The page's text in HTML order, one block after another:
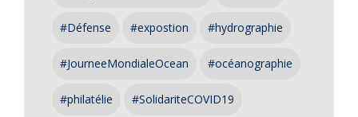
#Défense #expostion #hydrographie
#JourneeMondialeOcean #océanographie
#philatélie #SolidariteCOVID19